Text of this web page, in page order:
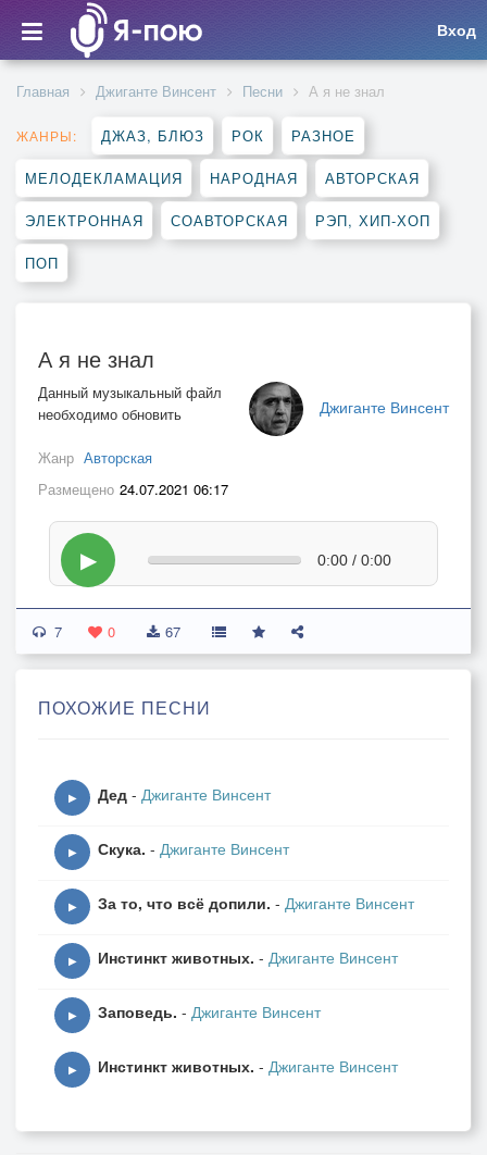
Вход
Главная Джиганте Винсент Песни А я не знал
ЖАНРЫ: ДЖАЗ, БЛЮЗ РОК РАЗНОЕ
МЕЛОДЕКЛАМАЦИЯ НАРОДНАЯ АВТОРСКАЯ
ЭЛЕКТРОННАЯ СОАВТОРСКАЯ РЭП, ХИП-ХОП
ПОП
А я не знал
Джиганте Винсент
Данный музыкальный файл
необходимо обновить
Жанр Авторская
Размещено 24.07.2021 06:17
▶ 0:00 / 0:00
7 0 67
ПОХОЖИЕ ПЕСНИ
▶ Дед - Джиганте Винсент
▶ Скука. - Джиганте Винсент
▶ За то, что всё допили. - Джиганте Винсент
▶ Инстинкт животных. - Джиганте Винсент
▶ Заповедь. - Джиганте Винсент
▶ Инстинкт животных. - Джиганте Винсент